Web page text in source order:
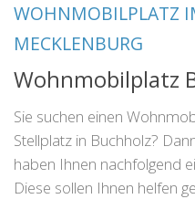
WOHNMOBILPLATZ
MECKLENBURG
Wohnmobilplatz
Sie suchen einen
Stellplatz in Buchholz?
haben Ihnen nachfolgend
Diese sollen Ihnen helfen